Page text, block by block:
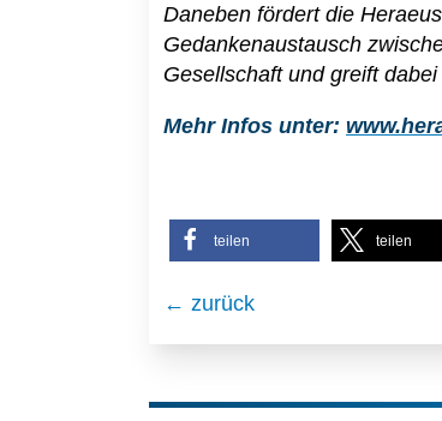
Daneben fördert die
Gedankenaustausch
Gesellschaft und greift
Mehr Infos unter:
teilen teilen
← zurück